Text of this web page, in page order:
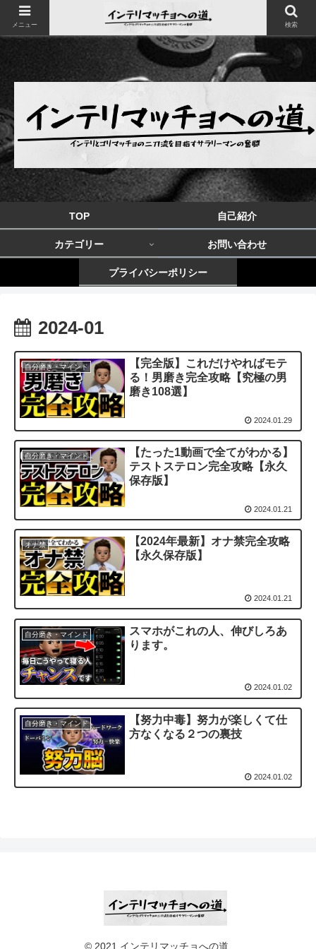
TOP 自己紹介
カテゴリー お問い合わせ
プライバシーポリシー
2024-01
自分磨き・マインド
【完全版】これだけやればモテ
る！男磨き完全攻略【究極の男
磨き108選】
2024.01.29
自分磨き・マインド
【たった1動画で全てがわかる】
テストステロン完全攻略【永久
保存版】
2024.01.21
オナ禁
【2024年最新】オナ禁完全攻略
【永久保存版】
2024.01.21
自分磨き・マインド
スマホがこれの人、伸びしろあ
ります。
2024.01.02
自分磨き・マインド
【努力中毒】努力が楽しくて仕
方なくなる２つの裏技
2024.01.02
© 2021 インテリマッチョへの道.
メニュー 検索